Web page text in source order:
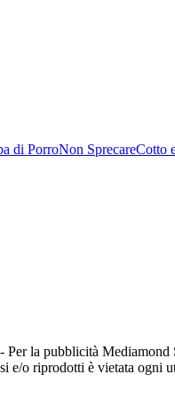
di PorroNon SprecareCotto
la pubblicità
e/o riprodotti è vietata ogni